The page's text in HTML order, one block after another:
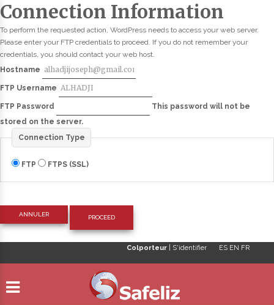
Connection Information
To perform the requested action, WordPress needs to access your web server.
Please enter your FTP credentials to proceed. If you do not remember your
credentials, you should contact your web host.
Hostname
FTP Username
FTP Password
This password will not be
stored on the server.
Connection Type
FTP FTPS (SSL)
ANNULER
Colporteur S'identifier ES EN FR